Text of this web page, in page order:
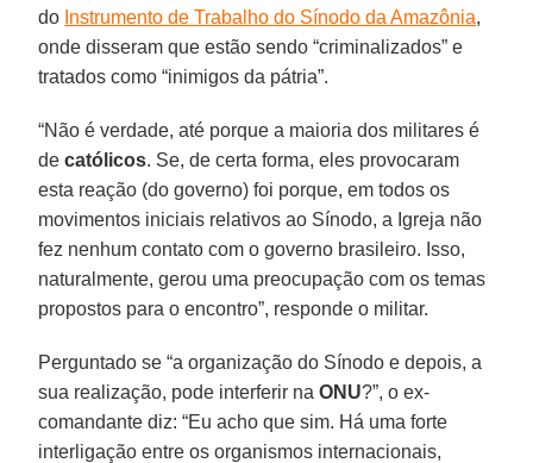
do Instrumento de Trabalho do Sínodo da Amazônia,
onde disseram que estão sendo “criminalizados” e
tratados como “inimigos da pátria”.
“Não é verdade, até porque a maioria dos militares é
decatólicos. Se, de certa forma, eles provocaram
esta reação (do governo) foi porque, em todos os
movimentos iniciais relativos ao Sínodo, a Igreja não
fez nenhum contato com o governo brasileiro. Isso,
naturalmente, gerou uma preocupação com os temas
propostos para o encontro”, responde o militar.
Perguntado se “a organização do Sínodo e depois, a
sua realização, pode interferir naONU?”, o ex-
comandante diz: “Eu acho que sim. Há uma forte
interligação entre os organismos internacionais,